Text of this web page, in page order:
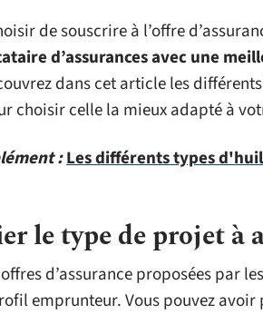
de souscrire à l’offre
d’assurances avec une
dans cet article les
choisir celle la mieux adapté à
:Les différents types
le type de projet à
d’assurance proposées par
emprunteur. Vous pouvez avoir